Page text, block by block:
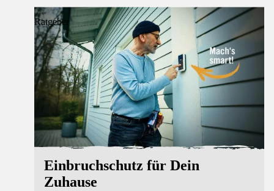
Ratgeber
Einbruchschutz für Dein
Zuhause